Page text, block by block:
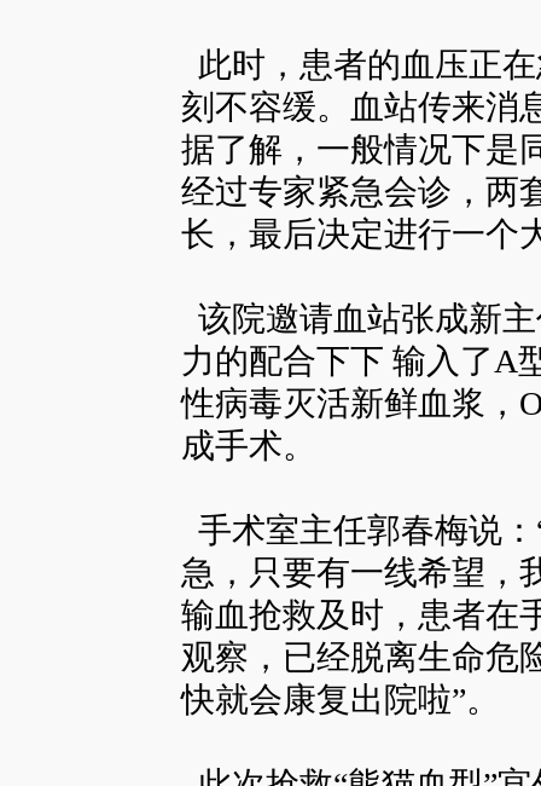
此时，患者的血压正
刻不容缓。血站传来消
据了解，一般情况下是
经过专家紧急会诊，两
长，最后决定进行一个
该院邀请血站张成新
力的配合下下 输入了A
性病毒灭活新鲜血浆，
成手术。
手术室主任郭春梅说
急，只要有一线希望，
输血抢救及时，患者在
观察，已经脱离生命危
快就会康复出院啦”。